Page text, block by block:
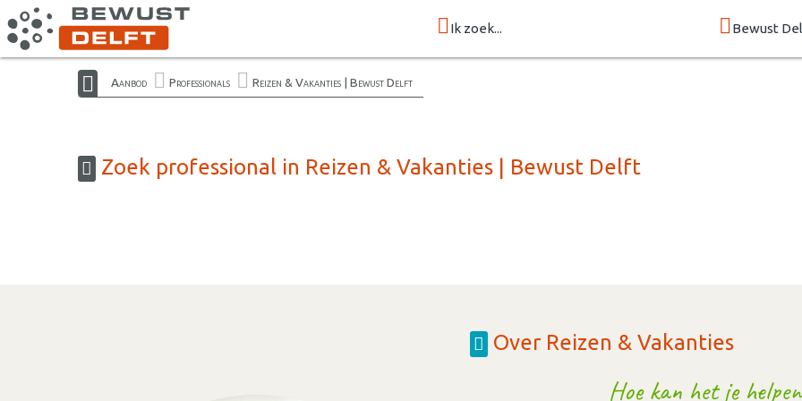
Ik zoek... Bewust
Aanbod Professionals Reizen & Vakanties | Bewust Delft
Zoek professional in Reizen & Vakanties | Bewust Delft
Over Reizen & Vakanties
Hoe kan het je